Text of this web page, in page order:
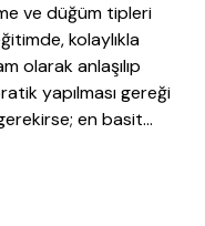
ve düğüm tipleri
kolaylıkla
olarak anlaşılıp
yapılması gereği
en basit…